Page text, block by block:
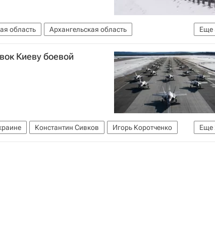
Еще
область
Архангельская область
Авария Происшествия
Киеву боевой
Еще
Константин Сивков
Игорь Коротченко